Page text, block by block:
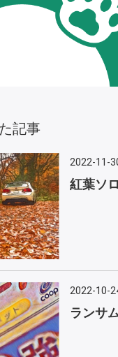
記事
2022-11-
紅葉ソ
2022-10-
ランサ